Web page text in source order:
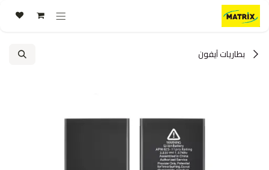
تخطي للذهاب إلى المحتوى
بطاريات آيفون